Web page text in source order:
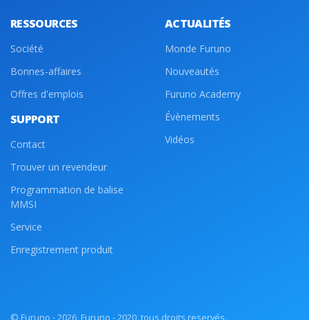
RESSOURCES
Société
Bonnes-affaires
Offres d'emplois
SUPPORT
Contact
Trouver un revendeur
Programmation de balise
MMSI
Service
Enregistrement produit
ACTUALITÉS
Monde Furuno
Nouveautés
Furuno Academy
Évènements
Vidéos
© Furuno - 2026, Furuno - 2020, tous droits reservés.